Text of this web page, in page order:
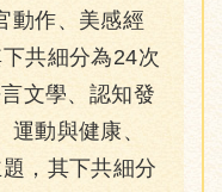
動作、美感經
共細分為24次
文學、認知發
動與健康、
，其下共細分